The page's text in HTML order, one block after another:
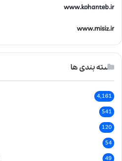
www.kohanteb.ir
www.misiz.ir
دسته بندی ها
4,161
541
120
54
49